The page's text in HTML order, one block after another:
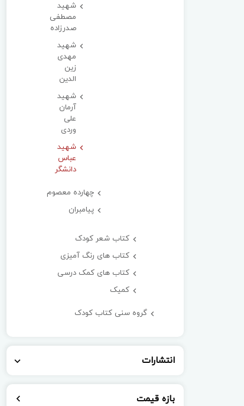
شهید
مصطفی
صدرزاده
شهید
مهدی
زین
الدین
شهید
آرمان
علی
وردی
شهید
عباس
دانشگر
چهارده معصوم
پیامبران
کتاب شعر کودک
کتاب های رنگ آمیزی
کتاب های کمک درسی
کمیک
گروه سنی کتاب کودک
انتشارات
بازه قیمت